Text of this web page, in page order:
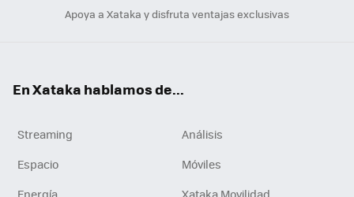
Apoya a Xataka y disfruta ventajas exclusivas
En Xataka hablamos de...
Streaming
Análisis
Espacio
Móviles
Energía
Xataka Movilidad